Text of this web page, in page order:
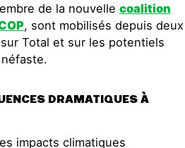
de la nouvelle coalition
, sont mobilisés depuis deux
Total et sur les potentiels
DRAMATIQUES À
impacts climatiques